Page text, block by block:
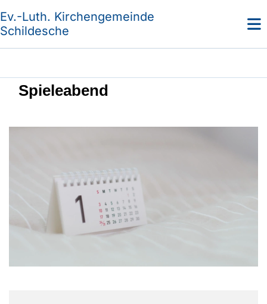
Ev.-Luth. Kirchengemeinde
Schildesche
Spieleabend